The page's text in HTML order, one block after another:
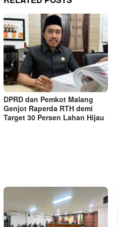
DPRD dan Pemkot Malang
Genjot Raperda RTH demi
Target 30 Persen Lahan Hijau